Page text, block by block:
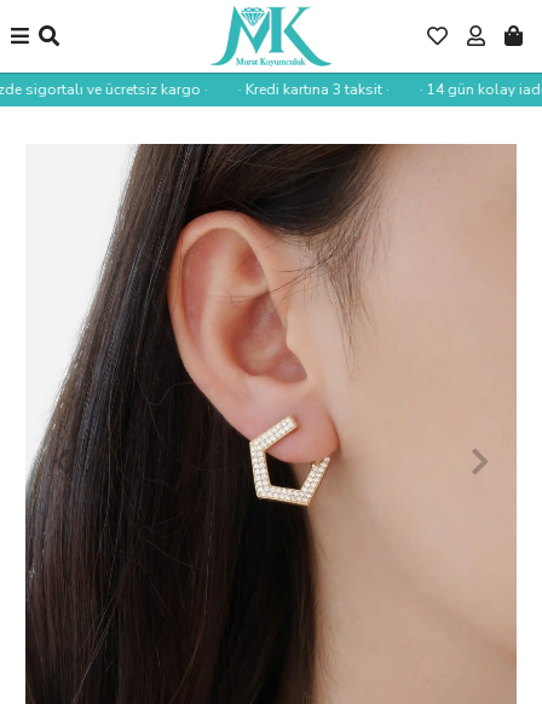
sigortalı ve ücretsiz kargo · · Kredi kartına 3 taksit · · 14 gün kolay iade